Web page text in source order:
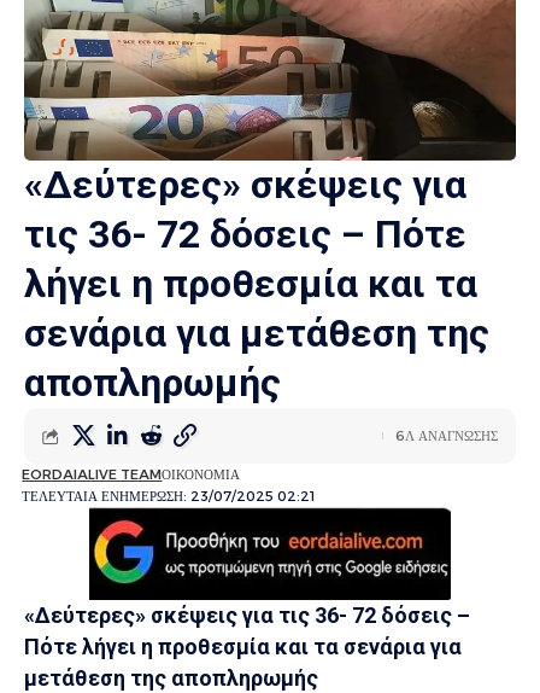
«Δεύτερες» σκέψεις για
τις 36- 72 δόσεις – Πότε
λήγει η προθεσμία και τα
σενάρια για μετάθεση της
αποπληρωμής
ΤΕΛΕΥΤΑΙΑ ΕΝΗΜΕΡΩΣΗ: 23/07/2025 02:21
EORDAIALIVE TEAMΟΙΚΟΝΟΜΙΑ
6Λ ΑΝΑΓΝΩΣΗΣ
«Δεύτερες» σκέψεις για τις 36- 72 δόσεις –
Πότε λήγει η προθεσμία και τα σενάρια για
μετάθεση της αποπληρωμής